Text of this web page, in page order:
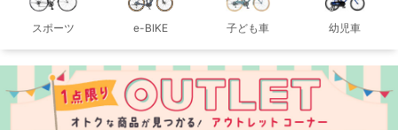
スポーツ e-BIKE 子ども車 幼児車